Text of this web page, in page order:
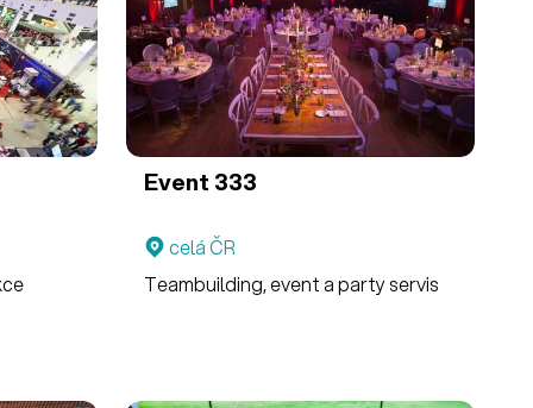
Event 333
celá ČR
Teambuilding, event a party servis